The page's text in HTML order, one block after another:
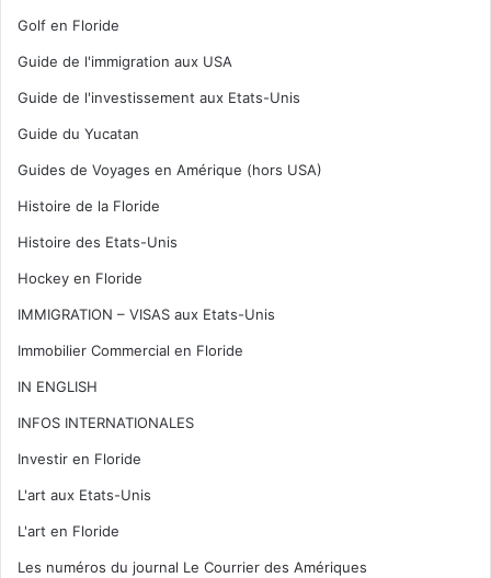
Golf en Floride
Guide de l'immigration aux USA
Guide de l'investissement aux Etats-Unis
Guide du Yucatan
Guides de Voyages en Amérique (hors USA)
Histoire de la Floride
Histoire des Etats-Unis
Hockey en Floride
IMMIGRATION – VISAS aux Etats-Unis
Immobilier Commercial en Floride
IN ENGLISH
INFOS INTERNATIONALES
Investir en Floride
L'art aux Etats-Unis
L'art en Floride
Les numéros du journal Le Courrier des Amériques